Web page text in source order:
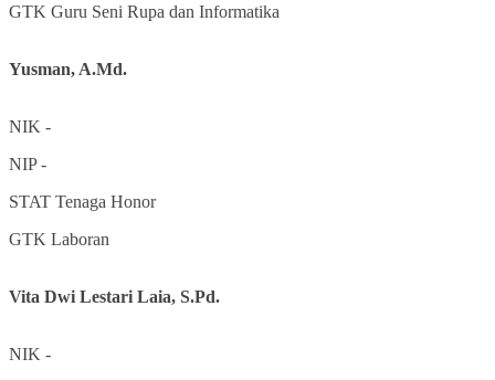
GTK Guru Seni Rupa dan Informatika
Yusman, A.Md.
NIK -
NIP-
STAT Tenaga Honor
GTK Laboran
Vita Dwi Lestari Laia, S.Pd.
NIK -